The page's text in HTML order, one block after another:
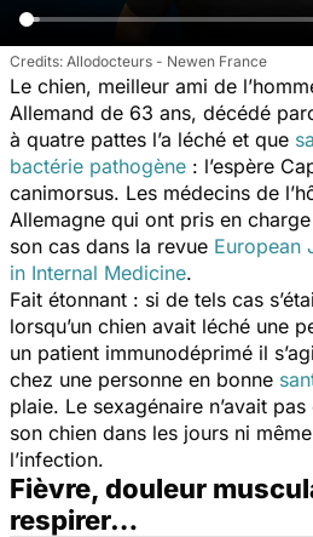
Allodocteurs - Newen France
Le chien, meilleur ami de
Allemand de 63 ans, décédé
à quatre pattes l’a léché et que
bactérie pathogène : l’espère
canimorsus. Les médecins de
Allemagne qui ont pris en
son cas dans la revue European
in Internal Medicine.
Fait étonnant : si de tels cas
lorsqu’un chien avait léché une
un patient immunodéprimé il
chez une personne en bonne
plaie. Le sexagénaire n’avait
son chien dans les jours ni
l’infection.
Fièvre, douleur
respirer…